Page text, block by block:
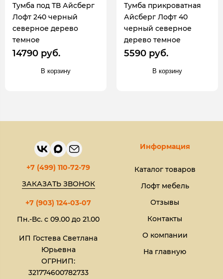
Тумба под ТВ Айсберг
Лофт 240 черный
северное дерево
темное
14790 руб.
В корзину
Тумба прикроватная
Айсберг Лофт 40
черный северное
дерево темное
5590 руб.
В корзину
+7 (499) 110-72-79
ЗАКАЗАТЬ ЗВОНОК
+7 (903) 124-03-07
Пн.-Вс. с 09.00 до 21.00
ИП Гостева Светлана
Юрьевна​
ОГРНИП:
321774600782733
Информация
Каталог товаров
Лофт мебель
Отзывы
Контакты
О компании
На главную